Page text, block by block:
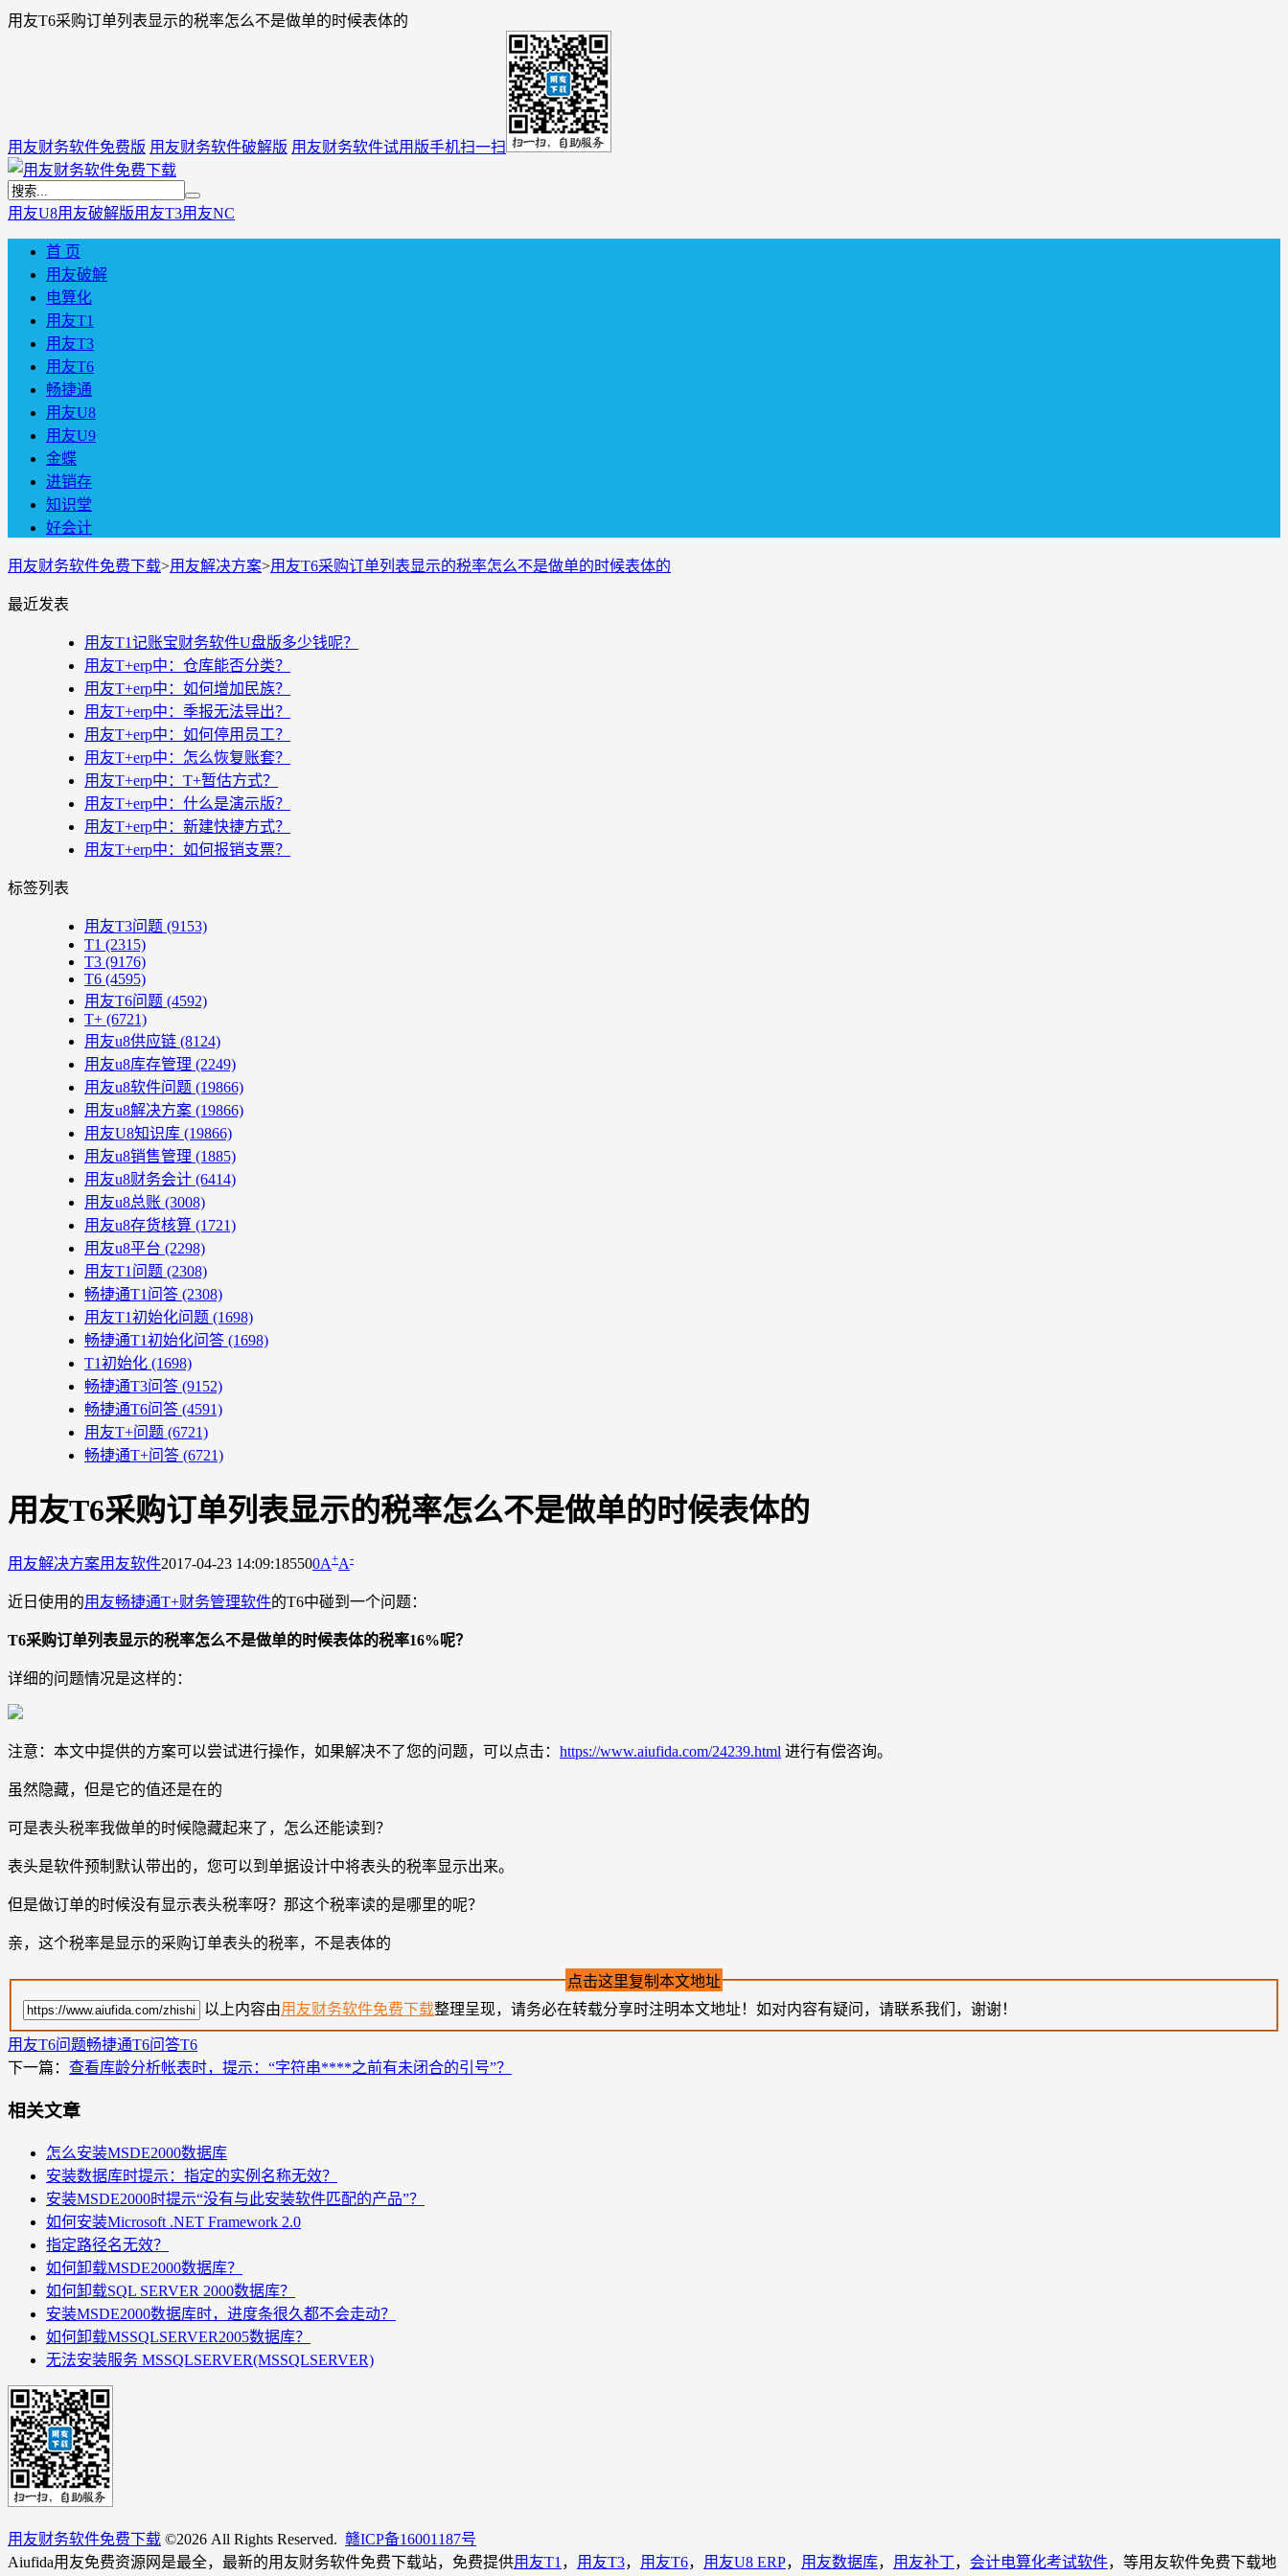
用友T6采购订单列表显示的税率怎么不是做单的时候表体的
用友财务软件免费版 用友财务软件破解版 用友财务软件试用版手机扫一扫
用友U8用友破解版用友T3用友NC
首 页
用友破解
电算化
用友T1
用友T3
用友T6
畅捷通
用友U8
用友U9
金蝶
进销存
知识堂
好会计
用友财务软件免费下载>用友解决方案>用友T6采购订单列表显示的税率怎么不是做单的时候表体的
最近发表
用友T1记账宝财务软件U盘版多少钱呢？
用友T+erp中：仓库能否分类？
用友T+erp中：如何增加民族？
用友T+erp中：季报无法导出？
用友T+erp中：如何停用员工？
用友T+erp中：怎么恢复账套？
用友T+erp中：T+暂估方式？
用友T+erp中：什么是演示版？
用友T+erp中：新建快捷方式？
用友T+erp中：如何报销支票？
标签列表
用友T3问题 (9153)
T1 (2315)
T3 (9176)
T6 (4595)
用友T6问题 (4592)
T+ (6721)
用友u8供应链 (8124)
用友u8库存管理 (2249)
用友u8软件问题 (19866)
用友u8解决方案 (19866)
用友U8知识库 (19866)
用友u8销售管理 (1885)
用友u8财务会计 (6414)
用友u8总账 (3008)
用友u8存货核算 (1721)
用友u8平台 (2298)
用友T1问题 (2308)
畅捷通T1问答 (2308)
用友T1初始化问题 (1698)
畅捷通T1初始化问答 (1698)
T1初始化 (1698)
畅捷通T3问答 (9152)
畅捷通T6问答 (4591)
用友T+问题 (6721)
畅捷通T+问答 (6721)
用友T6采购订单列表显示的税率怎么不是做单的时候表体的
用友解决方案用友软件2017-04-23 14:09:185500A+A-
近日使用的用友畅捷通T+财务管理软件的T6中碰到一个问题：
T6采购订单列表显示的税率怎么不是做单的时候表体的税率16%呢？
详细的问题情况是这样的：
注意：本文中提供的方案可以尝试进行操作，如果解决不了您的问题，可以点击： https://www.aiufida.com/24239.html 进行有偿咨询。
虽然隐藏，但是它的值还是在的
可是表头税率我做单的时候隐藏起来了，怎么还能读到？
表头是软件预制默认带出的，您可以到单据设计中将表头的税率显示出来。
但是做订单的时候没有显示表头税率呀？那这个税率读的是哪里的呢？
亲，这个税率是显示的采购订单表头的税率，不是表体的
点击这里复制本文地址
以上内容由用友财务软件免费下载整理呈现，请务必在转载分享时注明本文地址！如对内容有疑问，请联系我们，谢谢！
用友T6问题畅捷通T6问答T6
下一篇： 查看库龄分析帐表时，提示：“字符串****之前有未闭合的引号”？
相关文章
怎么安装MSDE2000数据库
安装数据库时提示：指定的实例名称无效？
安装MSDE2000时提示“没有与此安装软件匹配的产品”？
如何安装Microsoft .NET Framework 2.0
指定路径名无效？
如何卸载MSDE2000数据库？
如何卸载SQL SERVER 2000数据库？
安装MSDE2000数据库时，进度条很久都不会走动？
如何卸载MSSQLSERVER2005数据库？
无法安装服务 MSSQLSERVER(MSSQLSERVER)
用友财务软件免费下载 ©2026 All Rights Reserved. 赣ICP备16001187号
Aiufida用友免费资源网是最全，最新的用友财务软件免费下载站，免费提供用友T1 ， 用友T3， 用友T6， 用友U8 ERP， 用友数据库， 用友补丁， 会计电算化考试软件，等用友软件免费下载地